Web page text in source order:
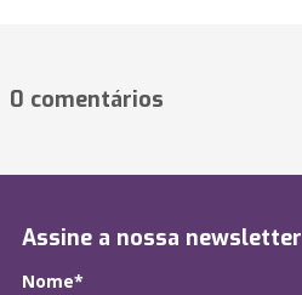
0 comentários
Assine a nossa newsletter
Nome*